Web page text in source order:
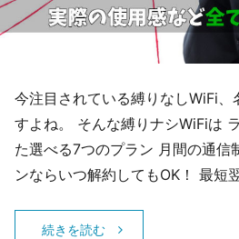
今注目されている縛りなしWiFi
すよね。 そんな縛りナシWiFiは
た選べる7つのプラン 月間の通信
ンならいつ解約してもOK！ 最短
続きを読む